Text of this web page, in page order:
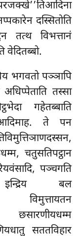
दस्सितोति
तत्थ विभत्तानं
वेदितब्बो.
भगवतो पञ्ञापि
तस्सा
गहेतब्बाति
ते पन
चतुसतिपट्ठान
पञ्चगति
इन्द्रिय बल
छसारणीयधम्म
सततविहार